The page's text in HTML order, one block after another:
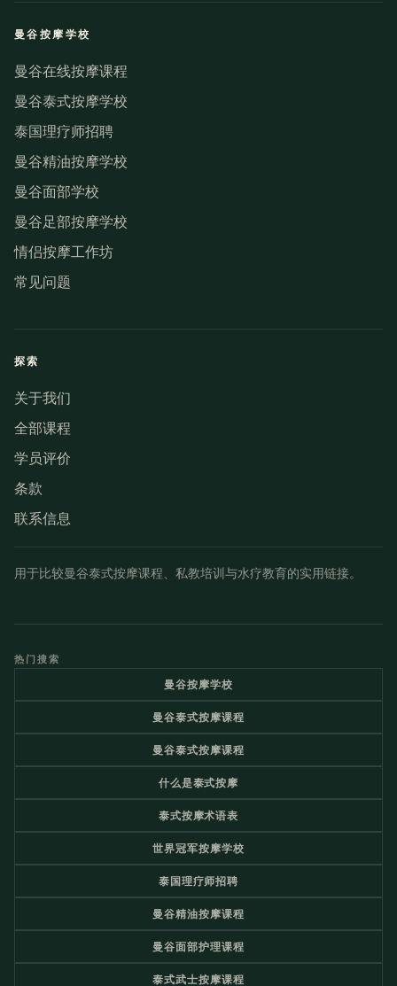
曼谷按摩学校
曼谷在线按摩课程
曼谷泰式按摩学校
泰国理疗师招聘
曼谷精油按摩学校
曼谷面部学校
曼谷足部按摩学校
情侣按摩工作坊
常见问题
探索
关于我们
全部课程
学员评价
条款
联系信息
用于比较曼谷泰式按摩课程、私教培训与水疗教育的实用链接。
热门搜索
曼谷按摩学校
曼谷泰式按摩课程
曼谷泰式按摩课程
什么是泰式按摩
泰式按摩术语表
世界冠军按摩学校
泰国理疗师招聘
曼谷精油按摩课程
曼谷面部护理课程
泰式武士按摩课程